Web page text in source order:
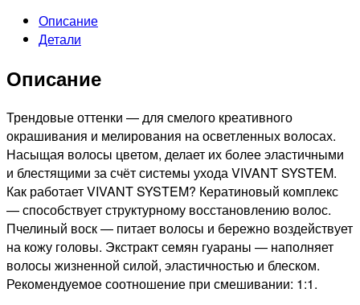
PRINCESS
СТОЙКАЯ
КРАСКА
ДЛЯ
ВОЛОС
ЛИЛОВЫЙ,
60мл
Описание
Детали
Описание
Трендовые оттенки — для смелого креативного
окрашивания и мелирования на осветленных волосах.
Насыщая волосы цветом, делает их более эластичными
и блестящими за счёт системы ухода VIVANT SYSTEM.
Как работает VIVANT SYSTEM? Кератиновый комплекс
— способствует структурному восстановлению волос.
Пчелиный воск — питает волосы и бережно воздействует
на кожу головы. Экстракт семян гуараны — наполняет
волосы жизненной силой, эластичностью и блеском.
Рекомендуемое соотношение при смешивании: 1:1.